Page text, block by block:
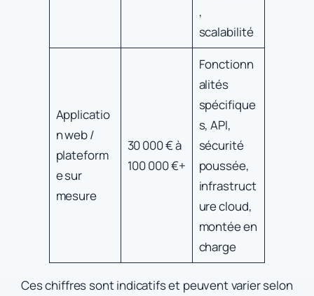
,
scalabilité
Applicatio
n web /
plateform
e sur
mesure
30 000 € à
100 000 €+
Fonctionn
alités
spécifique
s, API,
sécurité
poussée,
infrastruct
ure cloud,
montée en
charge
Ces chiffres sont indicatifs et peuvent varier selon